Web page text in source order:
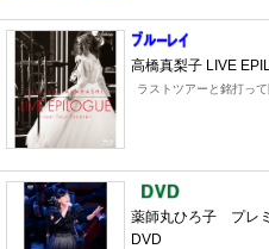
高橋真梨子 LIVE
ラストツアーと銘打っ
薬師丸ひろ子 プレ
DVD